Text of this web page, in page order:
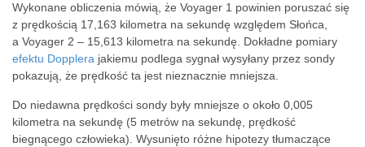
Wykonane obliczenia mówią, że Voyager 1 powinien poruszać się
z prędkością 17,163 kilometra na sekundę względem Słońca,
a Voyager 2 – 15,613 kilometra na sekundę. Dokładne pomiary
efektu Dopplera jakiemu podlega sygnał wysyłany przez sondy
pokazują, że prędkość ta jest nieznacznie mniejsza.
Do niedawna prędkości sondy były mniejsze o około 0,005
kilometra na sekundę (5 metrów na sekundę, prędkość
biegnącego człowieka). Wysunięto różne hipotezy tłumaczące